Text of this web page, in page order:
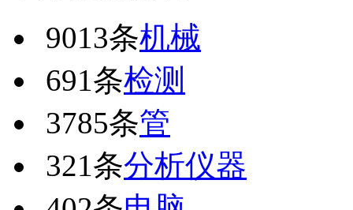
9013条机械
691条检测
3785条管
321条分析仪器